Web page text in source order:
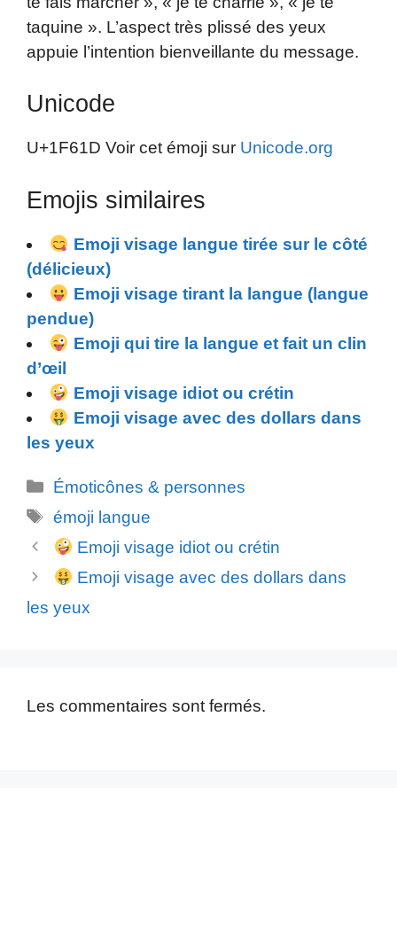
taquine ». L’aspect très plissé des yeux
appuie l’intention bienveillante du message.
Unicode
U+1F61D Voir cet émoji sur Unicode.org
Emojis similaires
Emoji visage langue tirée sur le côté
(délicieux)
Emoji visage tirant la langue (langue
pendue)
Emoji qui tire la langue et fait un clin
d’œil
Emoji visage idiot ou crétin
Emoji visage avec des dollars dans
les yeux
Catégories
Émoticônes & personnes
Étiquettes
émoji langue
Emoji visage idiot ou crétin
Emoji visage avec des dollars dans
les yeux
Les commentaires sont fermés.